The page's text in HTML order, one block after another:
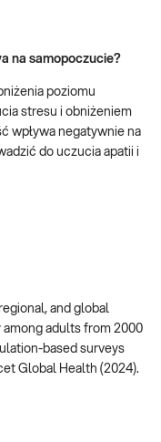
na samopoczucie?
poziomu
stresu i obniżeniem
wpływa negatywnie na
do uczucia apatii i
and global
adults from 2000
based surveys
Global Health (2024).